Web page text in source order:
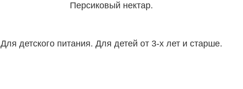
Персиковый нектар.
Для детского питания. Для детей от 3-х лет и старше.